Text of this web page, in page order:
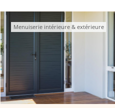
Menuiserie intérieure & extérieure